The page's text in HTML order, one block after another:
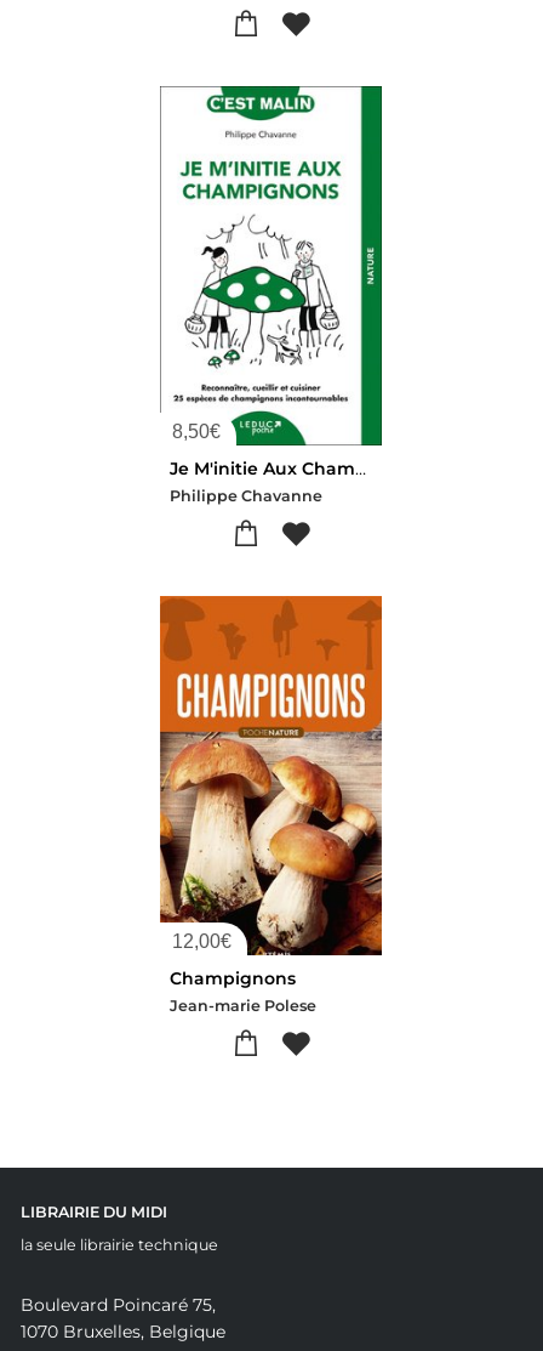
8,50€
Je M'initie Aux Champignons : Reconnaitre, Cueillir Et Cuisiner 25 Especes De Champignons
Philippe Chavanne
12,00€
Champignons
Jean-marie Polese
LIBRAIRIE DU MIDI
la seule librairie technique
Boulevard Poincaré 75,
1070 Bruxelles, Belgique